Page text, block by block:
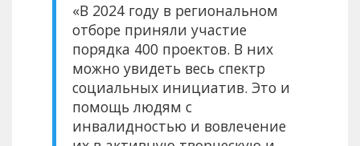
«В 2024 году в региональном
отборе приняли участие
порядка 400 проектов. В них
можно увидеть весь спектр
социальных инициатив. Это и
помощь людям с
инвалидностью и вовлечение